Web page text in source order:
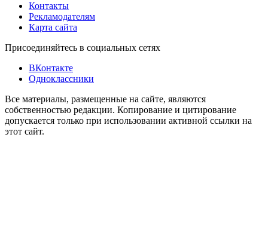
Контакты
Рекламодателям
Карта сайта
Присоединяйтесь в социальных сетях
ВКонтакте
Одноклассники
Все материалы, размещенные на сайте, являются
собственностью редакции. Копирование и цитирование
допускается только при использовании активной ссылки на
этот сайт.